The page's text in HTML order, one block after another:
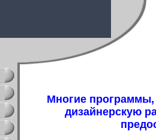
Многие
дизайнерскую